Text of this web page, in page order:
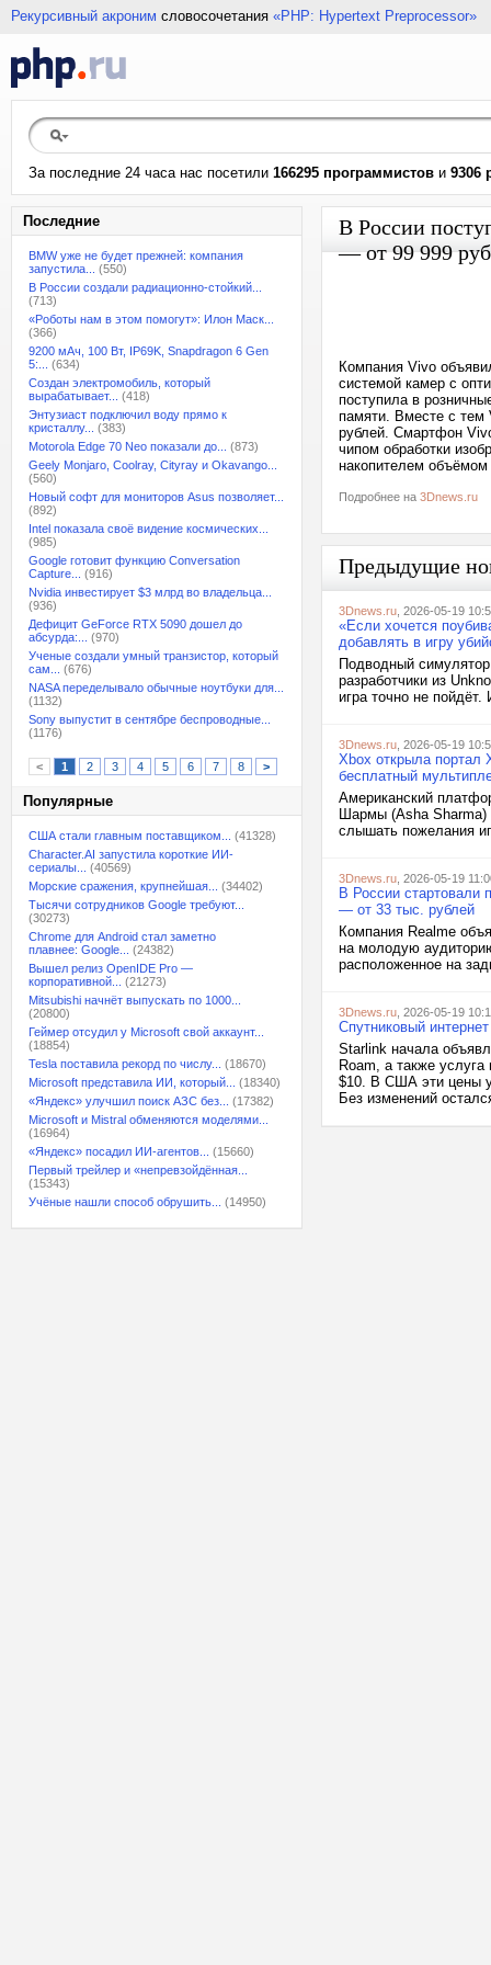
Рекурсивный акроним словосочетания «PHP: Hypertext Preprocessor»
За последние 24 часа нас посетили 166295 программистов и 9306
Последние
BMW уже не будет прежней: компания
запустила...
(550)
В России создали радиационно-стойкий...
(713)
«Роботы нам в этом помогут»: Илон Маск...
(366)
9200 мАч, 100 Вт, IP69K, Snapdragon 6 Gen
5:...
(634)
Создан электромобиль, который
вырабатывает...
(418)
Энтузиаст подключил воду прямо к
кристаллу...
(383)
Motorola Edge 70 Neo показали до...
(873)
Geely Monjaro, Coolray, Cityray и Okavango...
(560)
Новый софт для мониторов Asus позволяет...
(892)
Intel показала своё видение космических...
(985)
Google готовит функцию Conversation
Capture...
(916)
Nvidia инвестирует $3 млрд во владельца...
(936)
Дефицит GeForce RTX 5090 дошел до
абсурда:...
(970)
Ученые создали умный транзистор, который
сам...
(676)
NASA переделывало обычные ноутбуки для...
(1132)
Sony выпустит в сентябре беспроводные...
(1176)
< 1 2 3 4 5 6 7 8 >
Популярные
США стали главным поставщиком...
(41328)
Character.AI запустила короткие ИИ-
сериалы...
(40569)
Морские сражения, крупнейшая...
(34402)
Тысячи сотрудников Google требуют...
(30273)
Chrome для Android стал заметно
плавнее: Google...
(24382)
Вышел релиз OpenIDE Pro —
корпоративной...
(21273)
Mitsubishi начнёт выпускать по 1000...
(20800)
Геймер отсудил у Microsoft свой аккаунт...
(18854)
Tesla поставила рекорд по числу...
(18670)
Microsoft представила ИИ, который...
(18340)
«Яндекс» улучшил поиск АЗС без...
(17382)
Microsoft и Mistral обменяются моделями...
(16964)
«Яндекс» посадил ИИ-агентов...
(15660)
Первый трейлер и «непревзойдённая...
(15343)
Учёные нашли способ обрушить...
(14950)
В России
— от 99 999
Компания Vivo
системой камер с
поступила в
памяти. Вместе с тем
рублей. Смартфон
чипом обработки
накопителем объёмом
Подробнее на 3Dnews.ru
Предыдущие
3Dnews.ru , 2026-05-19
«Если хочется
добавлять в игру
Подводный
разработчики из
игра точно не
3Dnews.ru , 2026-05-19
Xbox открыла портал
бесплатный
Американский
Шармы (Asha Sharma)
слышать пожелания
3Dnews.ru , 2026-05-19
В России
— от 33 тыс. рублей
Компания Realme
на молодую
расположенное на
3Dnews.ru , 2026-05-19
Спутниковый
Starlink начала
Roam, а также
$10. В США эти цены
Без изменений